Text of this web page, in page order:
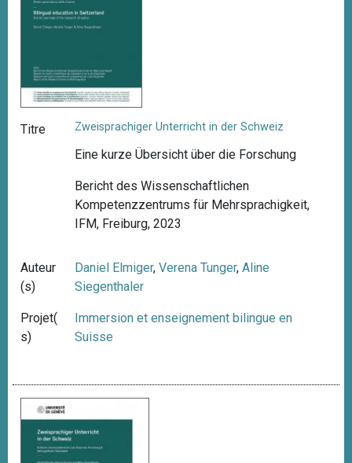
Titre Zweisprachiger Unterricht in der Schweiz
Eine kurze Übersicht über die Forschung
Bericht des Wissenschaftlichen
Kompetenzzentrums für Mehrsprachigkeit,
IFM, Freiburg, 2023
Auteur
(s)
Daniel Elmiger,Verena Tunger,Aline
Siegenthaler
Projet(
s)
Immersion et enseignement bilingue en
Suisse